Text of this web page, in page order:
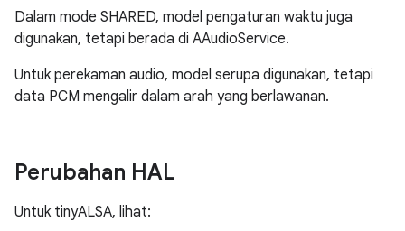
Dalam mode SHARED, model pengaturan waktu juga
digunakan, tetapi berada di AAudioService.
Untuk perekaman audio, model serupa digunakan, tetapi
data PCM mengalir dalam arah yang berlawanan.
Perubahan HAL
Untuk tinyALSA, lihat: